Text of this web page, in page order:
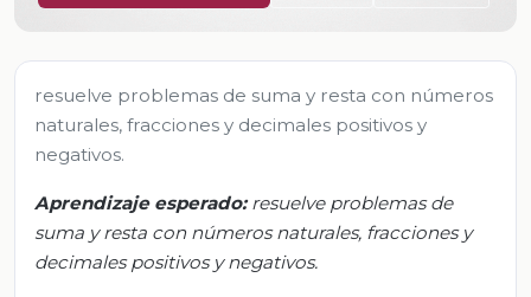
resuelve problemas de suma y resta con números
naturales, fracciones y decimales positivos y
negativos.
Aprendizaje esperado: resuelve problemasde
suma y resta con números naturales, fracciones y
decimales positivos y negativos.